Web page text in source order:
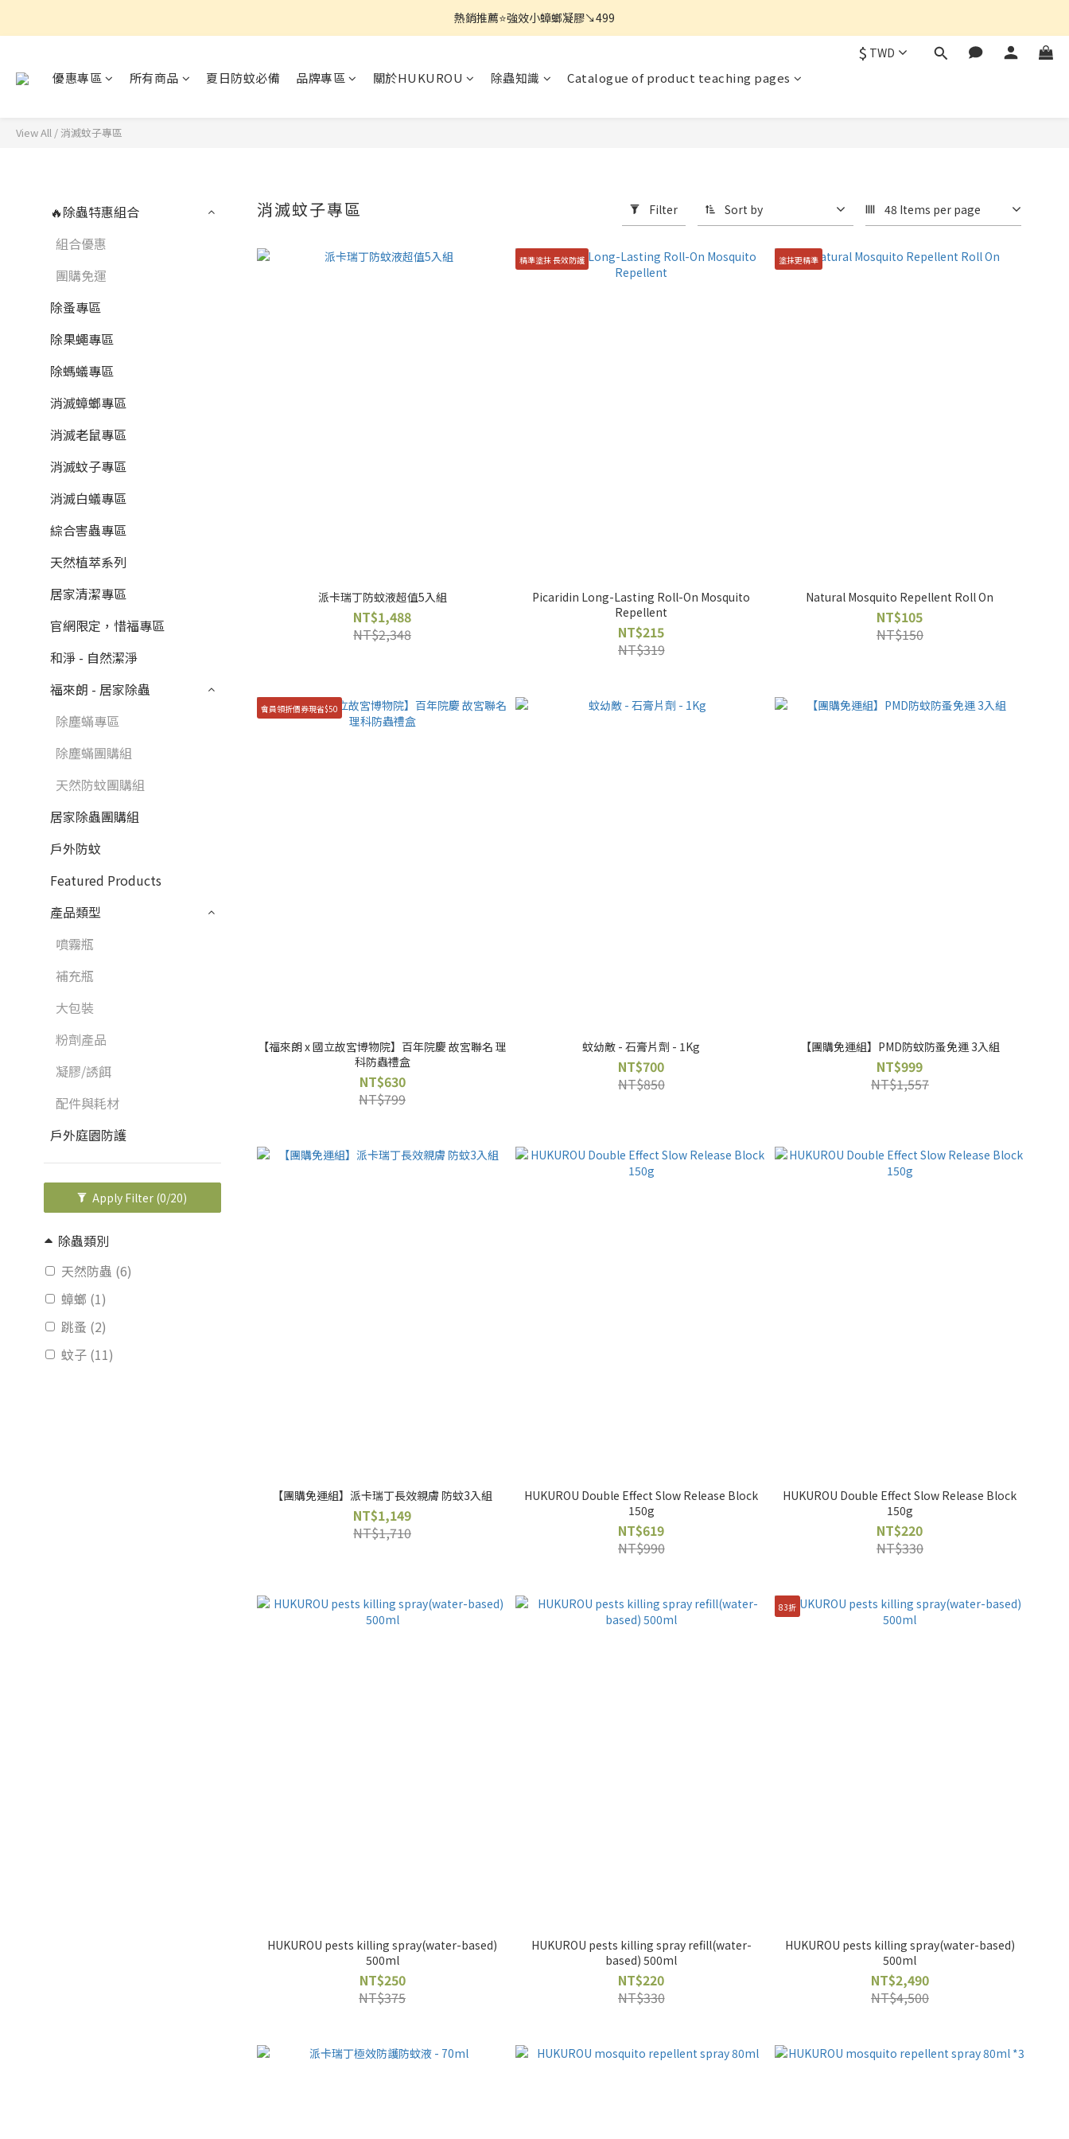
熱銷推薦⭐強效小蟑螂凝膠↘︎499
熱銷推薦⭐強效小蟑螂凝膠↘︎499
【限量搶】地板防蟲清潔一次搞定↘︎$750
$ TWD
優惠專區 所有商品 夏日防蚊必備 品牌專區 關於HUKUROU 除蟲知識 Catalogue of product teaching pages
View All /消滅蚊子專區
🔥除蟲特惠組合
組合優惠
團購免運
除蚤專區
除果蠅專區
除螞蟻專區
消滅蟑螂專區
消滅老鼠專區
消滅蚊子專區
消滅白蟻專區
綜合害蟲專區
天然植萃系列
居家清潔專區
官網限定，惜福專區
和淨 - 自然潔淨
福來朗 - 居家除蟲
除塵蟎專區
除塵蟎團購組
天然防蚊團購組
居家除蟲團購組
戶外防蚊
Featured Products
產品類型
噴霧瓶
補充瓶
大包裝
粉劑產品
凝膠/誘餌
配件與耗材
戶外庭園防護
Apply Filter (0/20)
除蟲類別
天然防蟲 (6)
蟑螂 (1)
跳蚤 (2)
蚊子 (11)
消滅蚊子專區 Filter Sort by 48 Items per page
派卡瑞丁防蚊液超值5入組
NT$1,488
NT$2,348
精準塗抹 長效防護
Picaridin Long-Lasting Roll-On Mosquito
Repellent
NT$215
NT$319
塗抹更精準
Natural Mosquito Repellent Roll On
NT$105
NT$150
會員領折價券現省$50
【福來朗 x 國立故宮博物院】百年院慶 故宮聯名 理
科防蟲禮盒
NT$630
NT$799
蚊幼敵 - 石膏片劑 - 1Kg
NT$700
NT$850
【團購免運組】PMD防蚊防蚤免運 3入組
NT$999
NT$1,557
【團購免運組】派卡瑞丁長效親膚 防蚊3入組
NT$1,149
NT$1,710
HUKUROU Double Effect Slow Release Block
150g
NT$619
NT$990
HUKUROU Double Effect Slow Release Block
150g
NT$220
NT$330
HUKUROU pests killing spray(water-based)
500ml
NT$250
NT$375
HUKUROU pests killing spray refill(water-
based) 500ml
NT$220
NT$330
83折
HUKUROU pests killing spray(water-based)
500ml
NT$2,490
NT$4,500